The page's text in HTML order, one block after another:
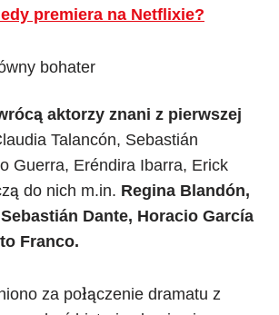
premiera na Netflixie?
aktorzy znani z pierwszej
Talancón, Sebastián
Guerra, Eréndira Ibarra, Erick
do nich m.in. Regina Blandón,
Dante, Horacio García
Franco.
za połączenie dramatu z